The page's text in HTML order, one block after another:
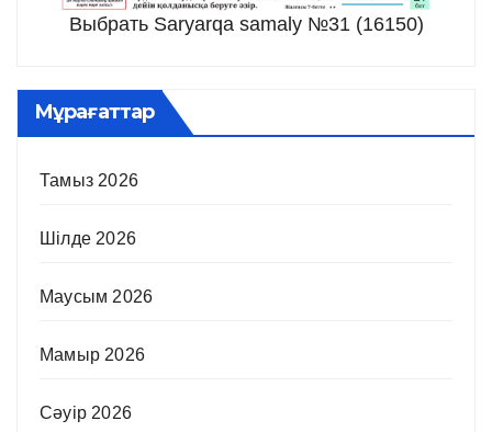
Выбрать Saryarqa samaly №31 (16150)
Мұрағаттар
Тамыз 2026
Шілде 2026
Маусым 2026
Мамыр 2026
Сәуір 2026